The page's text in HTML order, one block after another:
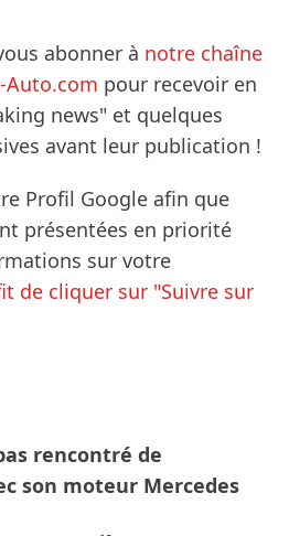
abonner à notre chaîne
Auto.com pour recevoir en
news" et quelques
avant leur publication !
Profil Google afin que
présentées en priorité
sur votre
de cliquer sur "Suivre sur
rencontré de
son moteur Mercedes